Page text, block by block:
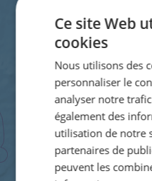
Ce site Web
cookies
Nous utilisons des
personnaliser le
analyser notre
également des
utilisation de notre
partenaires de
peuvent les